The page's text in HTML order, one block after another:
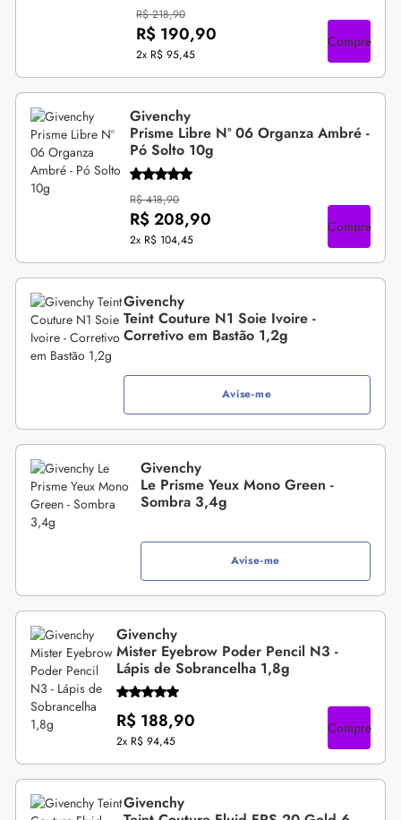
R$ 218,90
R$ 190,90
2x R$ 95,45
Compre
Givenchy
Prisme Libre Nº 06 Organza Ambré -
Pó Solto 10g
R$ 418,90
R$ 208,90
2x R$ 104,45
Compre
Givenchy
Teint Couture N1 Soie Ivoire -
Corretivo em Bastão 1,2g
Avise-me
Givenchy
Le Prisme Yeux Mono Green -
Sombra 3,4g
Avise-me
Givenchy
Mister Eyebrow Poder Pencil N3 -
Lápis de Sobrancelha 1,8g
R$ 188,90
2x R$ 94,45
Compre
Givenchy